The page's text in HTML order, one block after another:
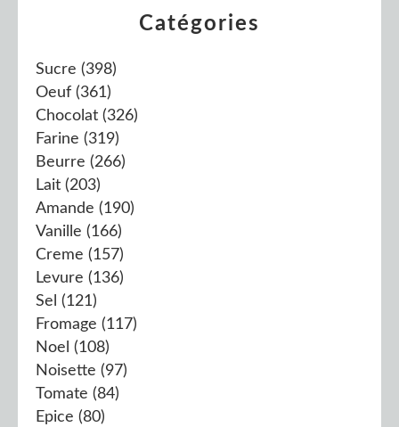
Catégories
Sucre (398)
Oeuf (361)
Chocolat (326)
Farine (319)
Beurre (266)
Lait (203)
Amande (190)
Vanille (166)
Creme (157)
Levure (136)
Sel (121)
Fromage (117)
Noel (108)
Noisette (97)
Tomate (84)
Epice (80)